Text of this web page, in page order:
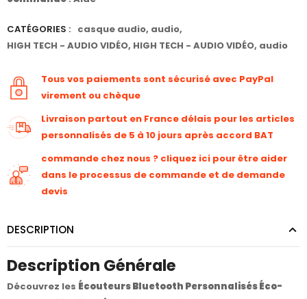
CATÉGORIES : casque audio, audio,
HIGH TECH - AUDIO VIDÉO, HIGH TECH - AUDIO VIDÉO, audio
Tous vos paiements sont sécurisé avec PayPal
virement ou chèque
Livraison partout en France délais pour les articles
personnalisés de 5 à 10 jours après accord BAT
commande chez nous ? cliquez ici pour être aider
dans le processus de commande et de demande
devis
DESCRIPTION
Description Générale
Découvrez les Écouteurs Bluetooth Personnalisés Éco-